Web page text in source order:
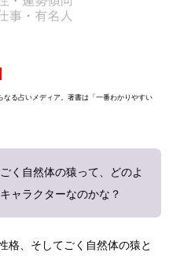
なる占いメディア。著書は「一番わかりやすい
く自然体の猿って、どのよ
ャラクターなのかな？
格、そしてごく自然体の猿と